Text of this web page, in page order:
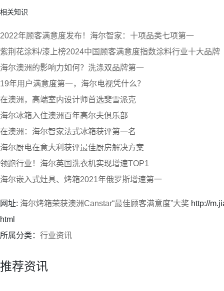
相关知识
2022年顾客满意度发布！海尔智家：十项品类七项第一
紫荆花涂料/漆上榜2024中国顾客满意度指数涂料行业十大品牌
海尔澳洲的影响力如何？洗涤双品牌第一
19年用户满意度第一，海尔电视凭什么？
在澳洲，高端室内设计师首选斐雪派克
海尔冰箱入住澳洲百年高尔夫俱乐部
在澳洲：海尔智家法式冰箱获评第一名
海尔厨电在意大利获评最佳厨房解决方案
领跑行业！海尔英国洗衣机实现增速TOP1
海尔嵌入式灶具、烤箱2021年俄罗斯增速第一
网址: 海尔烤箱荣获澳洲Canstar“最佳顾客满意度”大奖 http://
html
所属分类： 行业资讯
推荐资讯